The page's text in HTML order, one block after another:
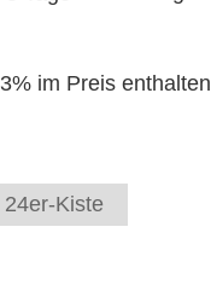
3% im Preis enthalten
24er-Kiste